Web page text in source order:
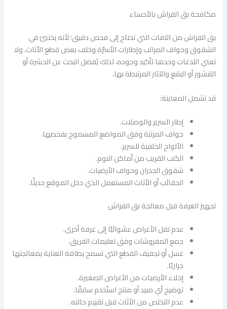
مكافحة بق الفراش بالأحساء
بق الفراش من الآفات التي تحتاج إلى فحص دقيق؛ لأنه يختبئ في
الشقوق وحواف المراتب وإطارات الأسرّة وخلف بعض قطع الأثاث. ولا
تعني اللدغات وحدها تأكيد وجوده، لذلك يُفضل البحث عن الحشرة أو
القشور أو البقع والآثار المرتبطة بها.
قد تشمل المعاينة:
إطار السرير والوصلات.
حواف المرتبة وفق المواضع المسموح بفحصها.
الألواح الخلفية للسرير.
الكنب القريب من أماكن النوم.
شقوق الجدران وحواف الأرضيات.
الحقائب أو الأثاث المستعمل الذي دخل الموقع حديثًا.
تجهيز الغرفة قبل معالجة بق الفراش
عدم نقل الأغراض عشوائيًا إلى غرفة أخرى.
جمع المفروشات وفق تعليمات الفريق.
غسل أو تجفيف القطع التي تسمح بطاقة العناية بمعالجتها
حراريًا.
إخلاء الأرضيات من الأغراض الصغيرة.
توضيح أي مبيد أو منتج استُخدم سابقًا.
عدم التخلص من الأثاث قبل تقييم حالته.